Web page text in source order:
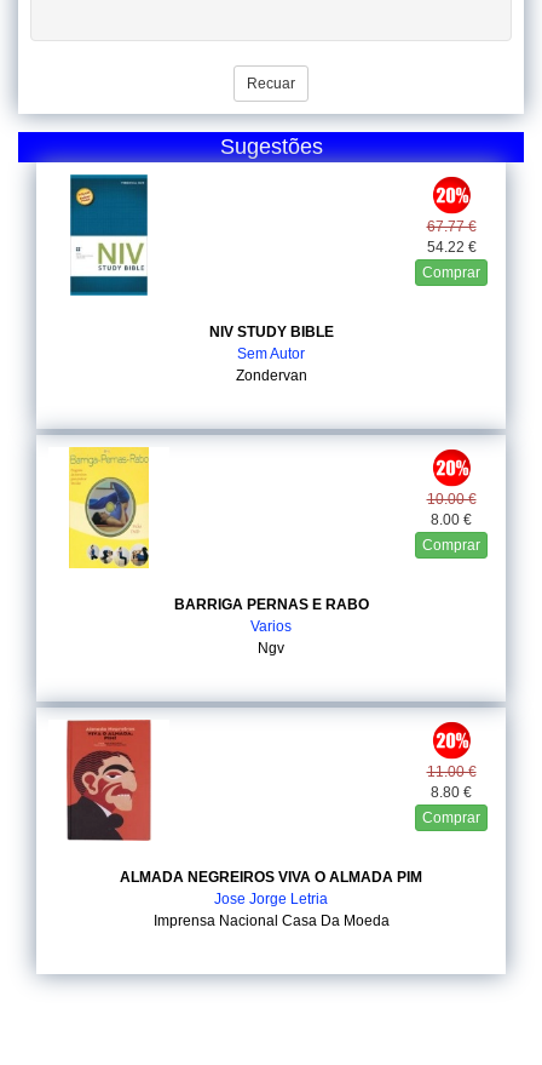
Recuar
Sugestões
67.77 €
54.22 €
Comprar
NIV STUDY BIBLE
Sem Autor
Zondervan
10.00 €
8.00 €
Comprar
BARRIGA PERNAS E RABO
Varios
Ngv
11.00 €
8.80 €
Comprar
ALMADA NEGREIROS VIVA O ALMADA PIM
Jose Jorge Letria
Imprensa Nacional Casa Da Moeda